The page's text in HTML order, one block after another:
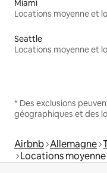
Miami
Seattle
* Des exclusions
géographiques et des
Airbnb Allemagne
Locations